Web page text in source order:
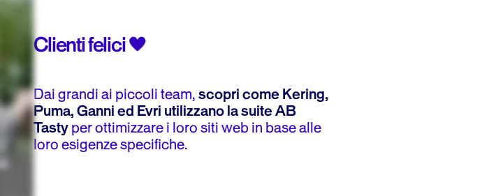
Clienti felici
Dai grandi ai piccoli team,scopri come Kering,
Puma, Ganni ed Evri utilizzano la suite AB
Tastyper ottimizzare i loro siti web in base alle
loro esigenze specifiche.